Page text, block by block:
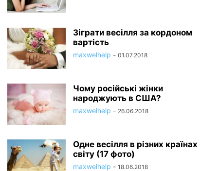
Зіграти весілля за кордоном
вартість
maxwelhelp - 01.07.2018
Чому російські жінки
народжують в США?
maxwelhelp - 26.06.2018
Одне весілля в різних країнах
світу (17 фото)
maxwelhelp - 18.06.2018